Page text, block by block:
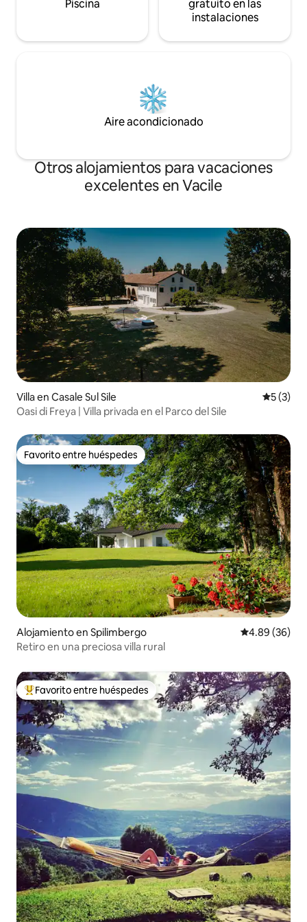
Piscina
gratuito en las
instalaciones
Aire acondicionado
Otros alojamientos para vacaciones
excelentes en Vacile
Villa en Casale Sul Sile
5 (3)
Oasi di Freya | Villa privada en el Parco del Sile
Favorito entre huéspedes
Favorito entre huéspedes
Alojamiento en Spilimbergo Calificación
4.89 (36)
Retiro en una preciosa villa rural
Favorito entre huéspedes preferido
Favorito entre huéspedes